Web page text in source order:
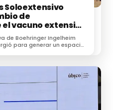
Soloextensivo
de
vacuno extensivo
de Boehringer Ingelheim
para generar un espacio